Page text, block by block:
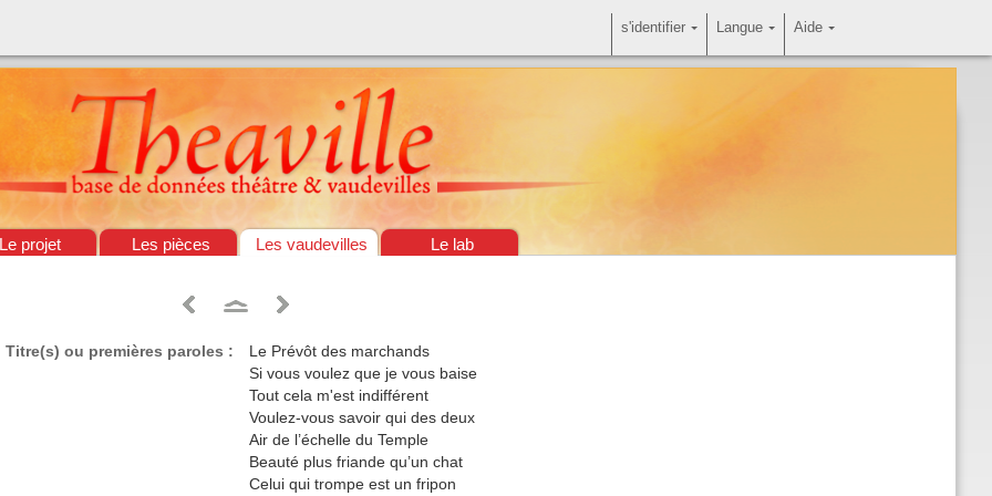
Le projet Les pièces Les vaudevilles Le lab
Titre(s) ou premières paroles :
Le Prévôt des marchands
Si vous voulez que je vous baise
Tout cela m'est indifférent
Voulez-vous savoir qui des deux
Air de l’échelle du Temple
Beauté plus friande qu’un chat
Celui qui trompe est un fripon
Aide
Langue
s'identifier